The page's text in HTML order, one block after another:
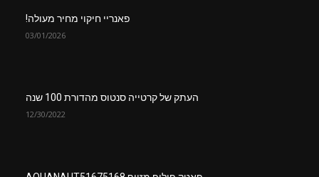
פאנריי חיקוי מחיר מעולה!
03/01/2026
העתק של קרטייה סנטוס מהדורת 100 שנה
12/30/2022